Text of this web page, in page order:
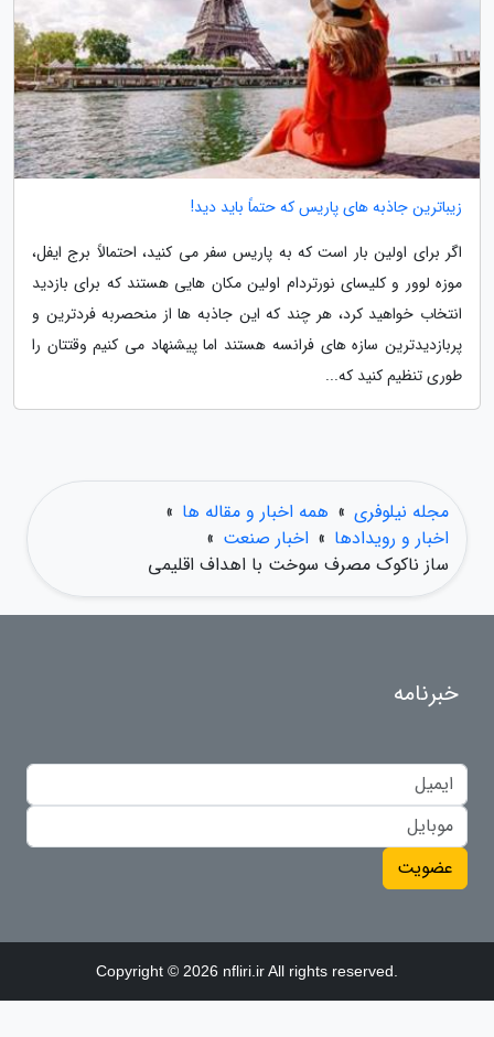
زیباترین جاذبه های پاریس که حتماً باید دید!
اگر برای اولین بار است که به پاریس سفر می کنید، احتمالاً برج ایفل،
موزه لوور و کلیسای نورتردام اولین مکان هایی هستند که برای بازدید
انتخاب خواهید کرد، هر چند که این جاذبه ها از منحصربه فردترین و
پربازدیدترین سازه های فرانسه هستند اما پیشنهاد می کنیم وقتتان را
طوری تنظیم کنید که...
مجله نیلوفری » همه اخبار و مقاله ها »
اخبار و رویدادها » اخبار صنعت »
ساز ناکوک مصرف سوخت با اهداف اقلیمی
خبرنامه
عضویت
Copyright © 2026 nfliri.ir All rights reserved.